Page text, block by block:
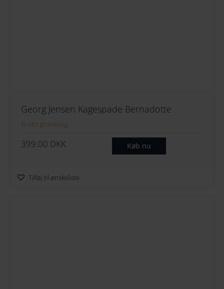
Georg Jensen Kagespade Bernadotte
Gratis gravering
399.00 DKK Køb nu
Tilføj til ønskeliste